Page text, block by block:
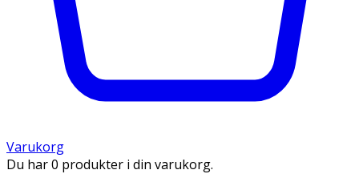
Varukorg
Du har 0 produkter i din varukorg.